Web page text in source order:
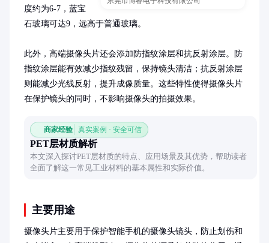
度约为6-7，蓝宝
石玻璃可达9，远高于普通玻璃。
此外，高端摄像头片还会添加防指纹涂层和抗反射涂层。防
指纹涂层能有效减少指纹残留，保持镜头清洁；抗反射涂层
则能减少光线反射，提升成像质量。这些特性使得摄像头片
在保护镜头的同时，不影响摄像头的拍摄效果。
商家经验 真实案例 · 安全可信
PET层材质解析
本文深入探讨PET层材质的特点、应用场景及其优势，帮助读者
全面了解这一常见工业材料的基本属性和实际价值。
主要用途
摄像头片主要用于保护智能手机的摄像头镜头，防止划伤和